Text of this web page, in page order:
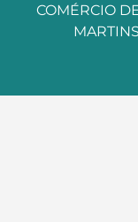
COMÉRCIO